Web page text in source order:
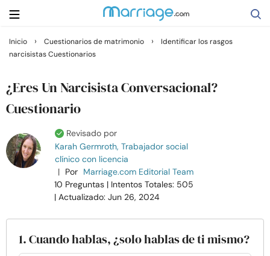
Buscar
Casarse
Relaciones
Cursos
Inicio › Cuestionarios de matrimonio ›
Identificar los rasgos
narcisistas Cuestionarios
¿Eres Un Narcisista Conversacional?
Cuestionario
Revisado por
Karah Germroth, Trabajador social
clínico con licencia
| Por Marriage.com Editorial Team
10 Preguntas | Intentos Totales: 505
| Actualizado: Jun 26, 2024
1. Cuando hablas, ¿solo hablas de ti mismo?